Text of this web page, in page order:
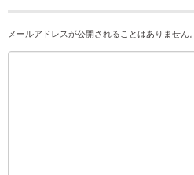
メールアドレスが公開されることはありません。